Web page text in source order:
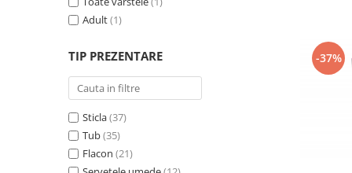
Adult(1)
TIP PREZENTARE
Sticla(37)
Tub(35)
Flacon (21)
-37%